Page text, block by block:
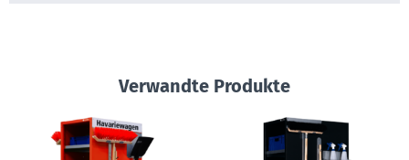
Verwandte Produkte